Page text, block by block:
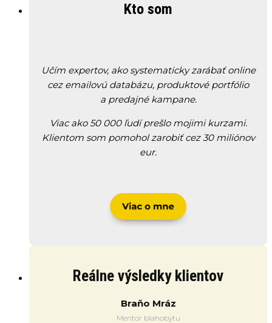
Kto som
Učím expertov, ako systematicky zarábať online
cez emailovú databázu, produktové portfólio
a predajné kampane.
Viac ako 50 000 ľudí prešlo mojimi kurzami.
Klientom som pomohol zarobiť cez 30 miliónov
eur.
Reálne výsledky klientov
Braňo Mráz
Mentor blahobytu